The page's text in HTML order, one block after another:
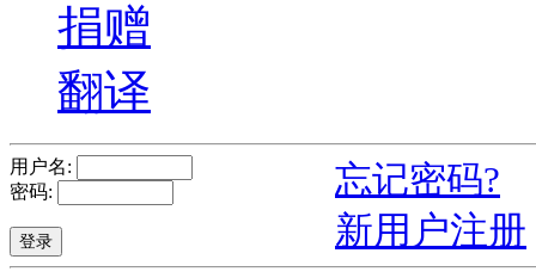
捐赠
翻译
用户名:
密码:
忘记密码?
新用户注册